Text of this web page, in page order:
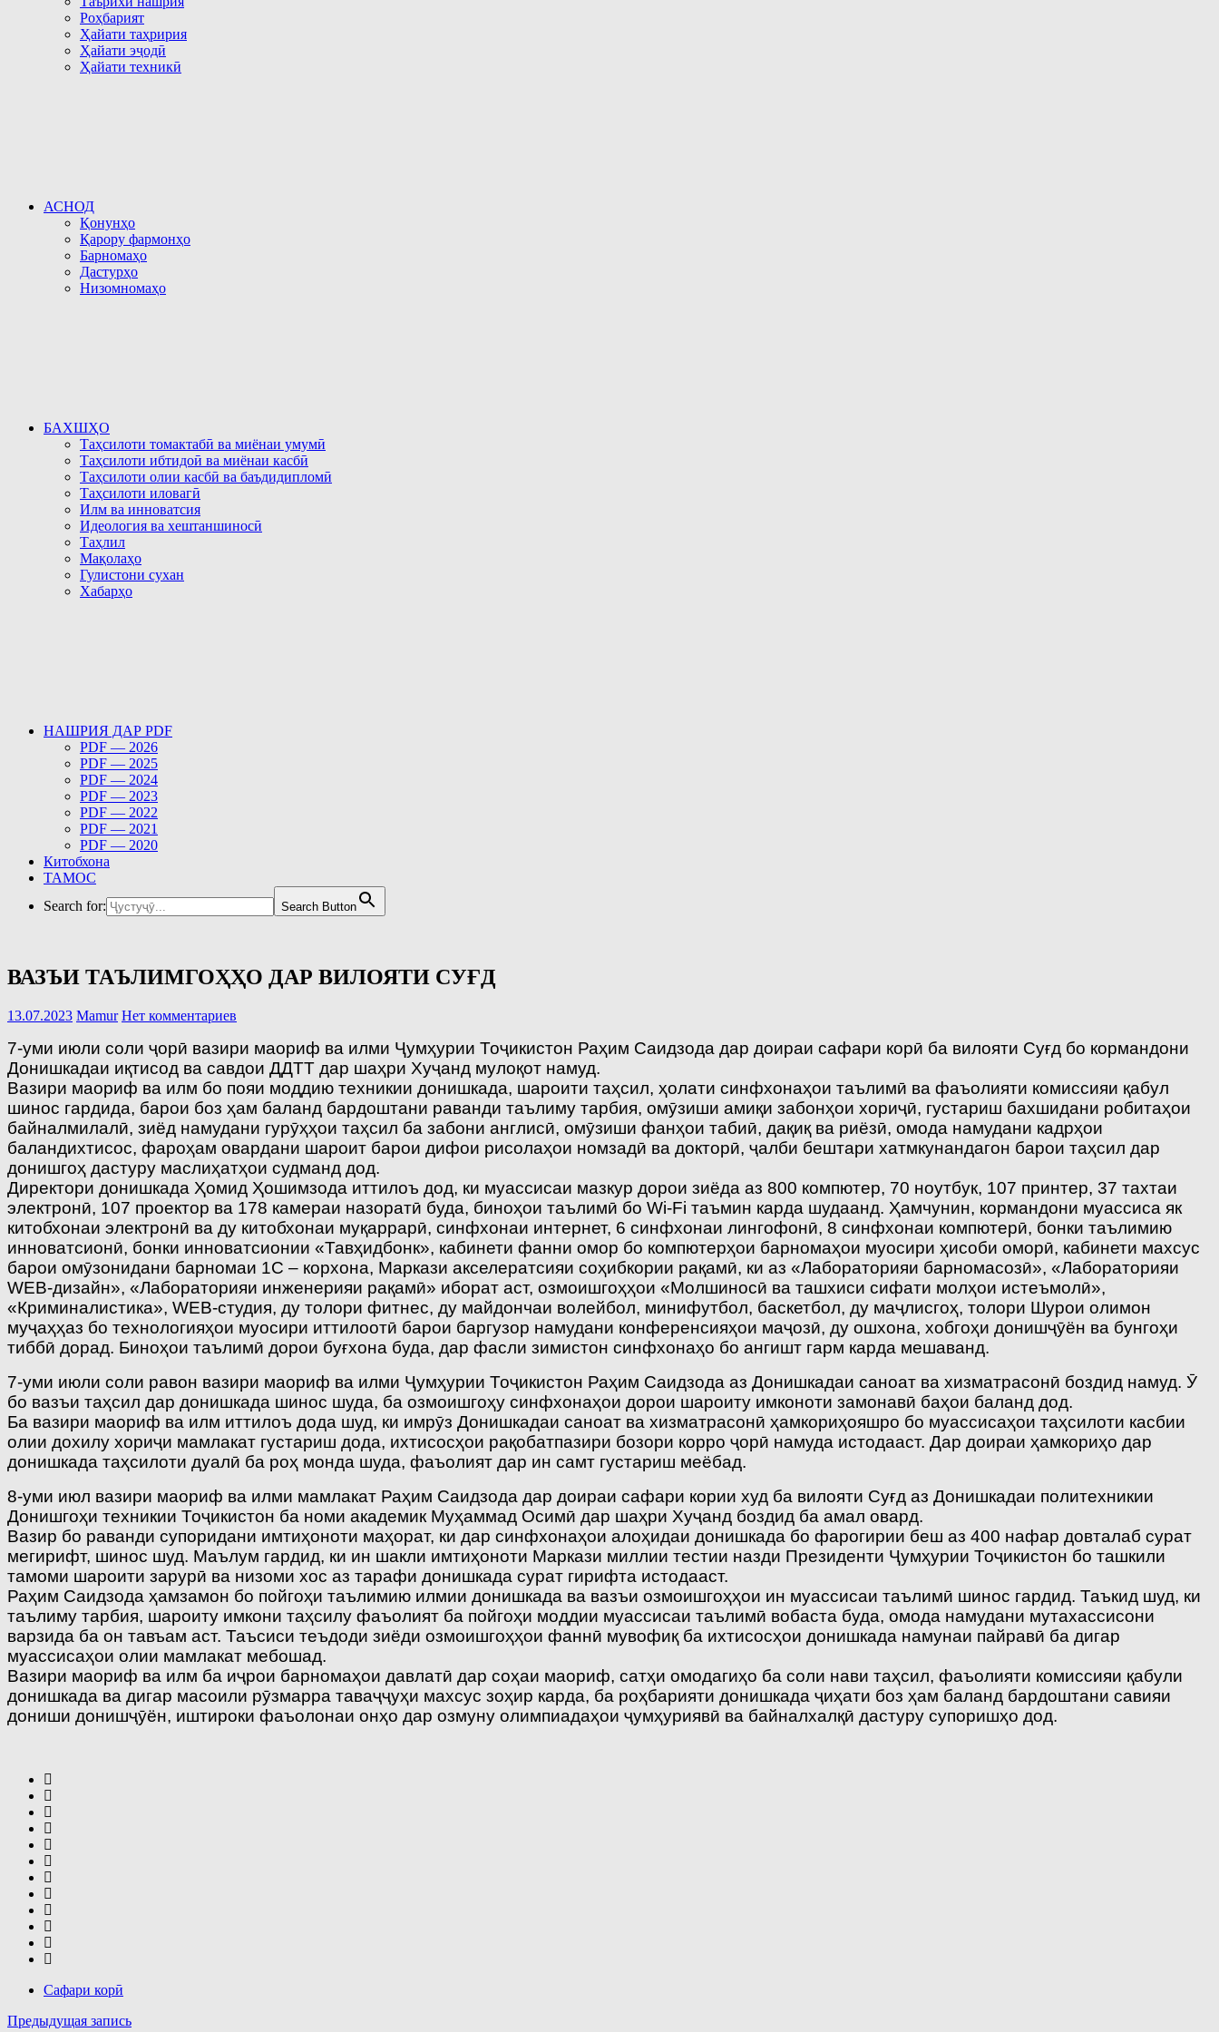
Роҳбарият
Ҳайати таҳририя
Ҳайати эҷодӣ
Ҳайати техникӣ
АСНОД
Қонунҳо
Қарору фармонҳо
Барномаҳо
Дастурҳо
Низомномаҳо
БАХШҲО
Таҳсилоти томактабӣ ва миёнаи умумӣ
Таҳсилоти ибтидоӣ ва миёнаи касбӣ
Таҳсилоти олии касбӣ ва баъдидипломӣ
Таҳсилоти иловагӣ
Илм ва инноватсия
Идеология ва хештаншиносӣ
Таҳлил
Мақолаҳо
Гулистони сухан
Хабарҳо
НАШРИЯ ДАР PDF
PDF — 2026
PDF — 2025
PDF — 2024
PDF — 2023
PDF — 2022
PDF — 2021
PDF — 2020
Китобхона
ТАМОС
Search for:
Search Button
ВАЗЪИ ТАЪЛИМГОҲҲО ДАР ВИЛОЯТИ СУҒД
13.07.2023 Mamur Нет комментариев
7-уми июли соли ҷорӣ вазири маориф ва илми Ҷумҳурии Тоҷикистон Раҳим Саидзода дар доираи сафари корӣ ба вилояти Суғд бо кормандони
Донишкадаи иқтисод ва савдои ДДТТ дар шаҳри Хуҷанд мулоқот намуд.
Вазири маориф ва илм бо пояи моддию техникии донишкада, шароити таҳсил, ҳолати синфхонаҳои таълимӣ ва фаъолияти комиссияи қабул
шинос гардида, барои боз ҳам баланд бардоштани раванди таълиму тарбия, омӯзиши амиқи забонҳои хориҷӣ, густариш бахшидани робитаҳои
байналмилалӣ, зиёд намудани гурӯҳҳои таҳсил ба забони англисӣ, омӯзиши фанҳои табиӣ, дақиқ ва риёзӣ, омода намудани кадрҳои
баландихтисос, фароҳам овардани шароит барои дифои рисолаҳои номзадӣ ва докторӣ, ҷалби бештари хатмкунандагон барои таҳсил дар
донишгоҳ дастуру маслиҳатҳои судманд дод.
Директори донишкада Ҳомид Ҳошимзода иттилоъ дод, ки муассисаи мазкур дорои зиёда аз 800 компютер, 70 ноутбук, 107 принтер, 37 тахтаи
электронӣ, 107 проектор ва 178 камераи назоратӣ буда, биноҳои таълимӣ бо Wi-Fi таъмин карда шудаанд. Ҳамчунин, кормандони муассиса як
китобхонаи электронӣ ва ду китобхонаи муқаррарӣ, синфхонаи интернет, 6 синфхонаи лингофонӣ, 8 синфхонаи компютерӣ, бонки таълимию
инноватсионӣ, бонки инноватсионии «Тавҳидбонк», кабинети фанни омор бо компютерҳои барномаҳои муосири ҳисоби оморӣ, кабинети махсус
барои омӯзонидани барномаи 1С – корхона, Маркази акселератсияи соҳибкории рақамӣ, ки аз «Лабораторияи барномасозӣ», «Лабораторияи
WEB-дизайн», «Лабораторияи инженерияи рақамӣ» иборат аст, озмоишгоҳҳои «Молшиносӣ ва ташхиси сифати молҳои истеъмолӣ»,
«Криминалистика», WEB-студия, ду толори фитнес, ду майдончаи волейбол, минифутбол, баскетбол, ду маҷлисгоҳ, толори Шурои олимон
муҷаҳҳаз бо технологияҳои муосири иттилоотӣ барои баргузор намудани конференсияҳои маҷозӣ, ду ошхона, хобгоҳи донишҷӯён ва бунгоҳи
тиббӣ дорад. Биноҳои таълимӣ дорои буғхона буда, дар фасли зимистон синфхонаҳо бо ангишт гарм карда мешаванд.
7-уми июли соли равон вазири маориф ва илми Ҷумҳурии Тоҷикистон Раҳим Саидзода аз Донишкадаи саноат ва хизматрасонӣ боздид намуд. Ӯ
бо вазъи таҳсил дар донишкада шинос шуда, ба озмоишгоҳу синфхонаҳои дорои шароиту имконоти замонавӣ баҳои баланд дод.
Ба вазири маориф ва илм иттилоъ дода шуд, ки имрӯз Донишкадаи саноат ва хизматрасонӣ ҳамкориҳояшро бо муассисаҳои таҳсилоти касбии
олии дохилу хориҷи мамлакат густариш дода, ихтисосҳои рақобатпазири бозори корро ҷорӣ намуда истодааст. Дар доираи ҳамкориҳо дар
донишкада таҳсилоти дуалӣ ба роҳ монда шуда, фаъолият дар ин самт густариш меёбад.
8-уми июл вазири маориф ва илми мамлакат Раҳим Саидзода дар доираи сафари кории худ ба вилояти Суғд аз Донишкадаи политехникии
Донишгоҳи техникии Тоҷикистон ба номи академик Муҳаммад Осимӣ дар шаҳри Хуҷанд боздид ба амал овард.
Вазир бо раванди супоридани имтиҳоноти маҳорат, ки дар синфхонаҳои алоҳидаи донишкада бо фарогирии беш аз 400 нафар довталаб сурат
мегирифт, шинос шуд. Маълум гардид, ки ин шакли имтиҳоноти Маркази миллии тестии назди Президенти Ҷумҳурии Тоҷикистон бо ташкили
тамоми шароити зарурӣ ва низоми хос аз тарафи донишкада сурат гирифта истодааст.
Раҳим Саидзода ҳамзамон бо пойгоҳи таълимию илмии донишкада ва вазъи озмоишгоҳҳои ин муассисаи таълимӣ шинос гардид. Таъкид шуд, ки
таълиму тарбия, шароиту имкони таҳсилу фаъолият ба пойгоҳи моддии муассисаи таълимӣ вобаста буда, омода намудани мутахассисони
варзида ба он тавъам аст. Таъсиси теъдоди зиёди озмоишгоҳҳои фаннӣ мувофиқ ба ихтисосҳои донишкада намунаи пайравӣ ба дигар
муассисаҳои олии мамлакат мебошад.
Вазири маориф ва илм ба иҷрои барномаҳои давлатӣ дар соҳаи маориф, сатҳи омодагиҳо ба соли нави таҳсил, фаъолияти комиссияи қабули
донишкада ва дигар масоили рӯзмарра таваҷҷуҳи махсус зоҳир карда, ба роҳбарияти донишкада ҷиҳати боз ҳам баланд бардоштани савияи
дониши донишҷӯён, иштироки фаъолонаи онҳо дар озмуну олимпиадаҳои ҷумҳуриявӣ ва байналхалқӣ дастуру супоришҳо дод.
Сафари корӣ
Навигация
Предыдущая запись